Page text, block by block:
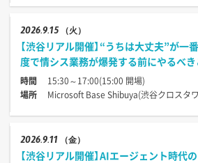
20269.15 （火）
【渋谷リアル開催】“うちは大丈夫”が一
度で情シス業務が爆発する前にやるべ
時間
15:30～17:00(15:00 開場)
場所
Microsoft Base Shibuya(渋谷クロスタ
20269.11 （金）
【渋谷リアル開催】AIエージェント時代の